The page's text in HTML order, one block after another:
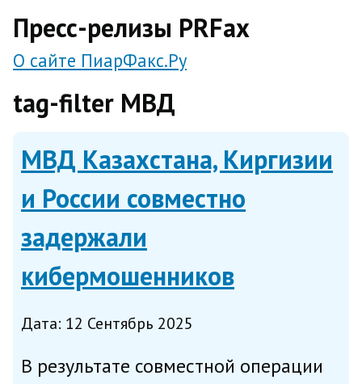
Пресс-релизы PRFax
О сайте ПиарФакс.Ру
tag-filter МВД
МВД Казахстана, Киргизии
и России совместно
задержали
кибермошенников
Дата: 12 Сентябрь 2025
В результате совместной операции